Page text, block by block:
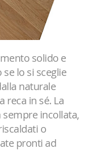
solido e
lo si sceglie
naturale
reca in sé. La
sempre incollata,
o
pronti ad